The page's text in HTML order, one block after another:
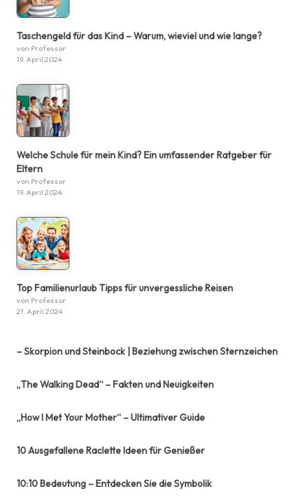
Taschengeld für das Kind – Warum, wieviel und wie lange?
von Professor
19. April 2024
Welche Schule für mein Kind? Ein umfassender Ratgeber für
Eltern
von Professor
19. April 2024
Top Familienurlaub Tipps für unvergessliche Reisen
von Professor
21. April 2024
– Skorpion und Steinbock | Beziehung zwischen Sternzeichen
„The Walking Dead“ – Fakten und Neuigkeiten
„How I Met Your Mother“ – Ultimativer Guide
10 Ausgefallene Raclette Ideen für Genießer
10:10 Bedeutung – Entdecken Sie die Symbolik